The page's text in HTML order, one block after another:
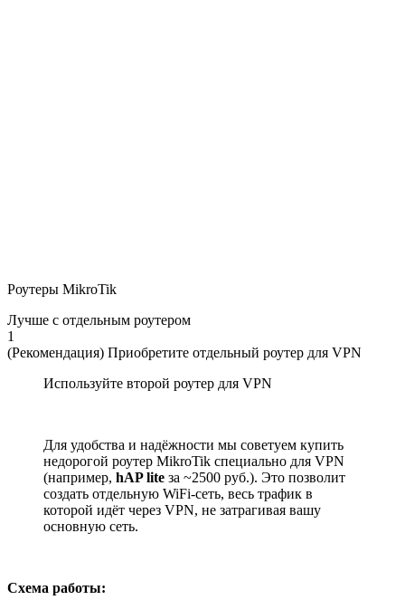
Роутеры MikroTik
Лучше с отдельным роутером
1
(Рекомендация) Приобретите отдельный роутер для VPN
Используйте второй роутер для VPN
Для удобства и надёжности мы советуем купить
недорогой роутер MikroTik специально для VPN
(например, hAP lite за ~2500 руб.). Это позволит
создать отдельную WiFi-сеть, весь трафик в
которой идёт через VPN, не затрагивая вашу
основную сеть.
Схема работы: